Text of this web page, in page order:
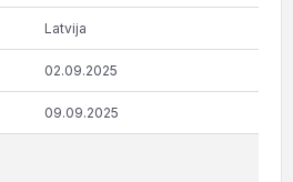
Latvija
02.09.2025
09.09.2025